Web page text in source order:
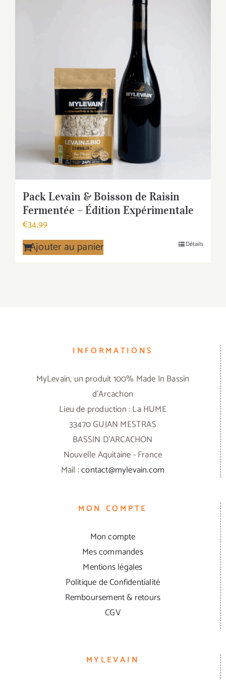
Pack Levain & Boisson de Raisin
Fermentée – Édition Expérimentale
€34,99
Ajouter au panier Détails
INFORMATIONS
MyLevain, un produit 100% Made In Bassin
d'Arcachon
Lieu de production : La HUME
33470 GUJAN MESTRAS
BASSIN D'ARCACHON
Nouvelle Aquitaine - France
Mail :contact@mylevain.com
MON COMPTE
Mon compte
Mes commandes
Mentions légales
Politique de Confidentialité
Remboursement & retours
CGV
MYLEVAIN